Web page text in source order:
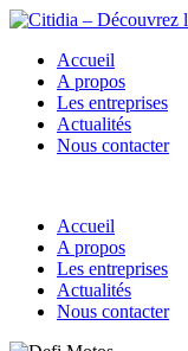
Accueil
A propos
Les entreprises
Actualités
Nous contacter
Accueil
A propos
Les entreprises
Actualités
Nous contacter